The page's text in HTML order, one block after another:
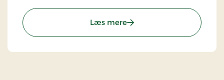
maling i det farver rød/gul, som brugtes af den
oldenburgske kongehus. Faaborg Kanonerlaugs
medlemmer er iklædt uniformer, som blev
Læs mere: Kanonerne ved Voigts